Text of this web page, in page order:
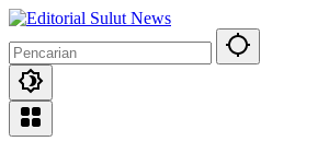
Langsung
konten